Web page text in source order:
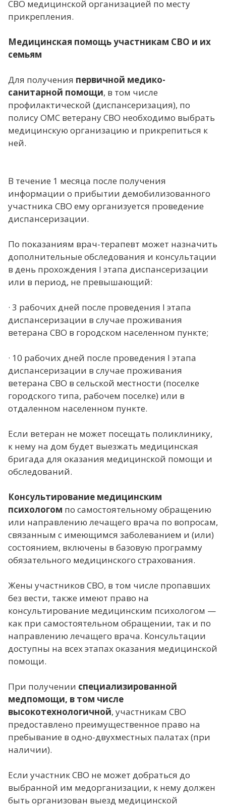
СВО медицинской организацией по месту
прикрепления.
Медицинская помощь участникам СВО и их
семьям
Для получения первичной медико-
санитарной помощи, в том числе
профилактической (диспансеризация), по
полису ОМС ветерану СВО необходимо выбрать
медицинскую организацию и прикрепиться к
ней.
В течение 1 месяца после получения
информации о прибытии демобилизованного
участника СВО ему организуется проведение
диспансеризации.
По показаниям врач-терапевт может назначить
дополнительные обследования и консультации
в день прохождения I этапа диспансеризации
или в период, не превышающий:
· 3 рабочих дней после проведения I этапа
диспансеризации в случае проживания
ветерана СВО в городском населенном пункте;
· 10 рабочих дней после проведения I этапа
диспансеризации в случае проживания
ветерана СВО в сельской местности (поселке
городского типа, рабочем поселке) или в
отдаленном населенном пункте.
Если ветеран не может посещать поликлинику,
к нему на дом будет выезжать медицинская
бригада для оказания медицинской помощи и
обследований.
Консультирование медицинским
психологом по самостоятельному обращению
или направлению лечащего врача по вопросам,
связанным с имеющимся заболеванием и (или)
состоянием, включены в базовую программу
обязательного медицинского страхования.
Жены участников СВО, в том числе пропавших
без вести, также имеют право на
консультирование медицинским психологом —
как при самостоятельном обращении, так и по
направлению лечащего врача. Консультации
доступны на всех этапах оказания медицинской
помощи.
При получении специализированной
медпомощи, в том числе
высокотехнологичной, участникам СВО
предоставлено преимущественное право на
пребывание в одно-двухместных палатах (при
наличии).
Если участник СВО не может добраться до
выбранной им медорганизации, к нему должен
быть организован выезд медицинской